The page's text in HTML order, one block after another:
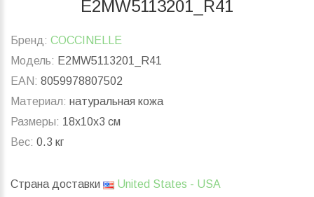
E2MW5113201_R41
Бренд: COCCINELLE
Модель: E2MW5113201_R41
EAN: 8059978807502
Материал: натуральная кожа
Размеры: 18x10x3 см
Вес: 0.3 кг
Страна доставки United States - USA